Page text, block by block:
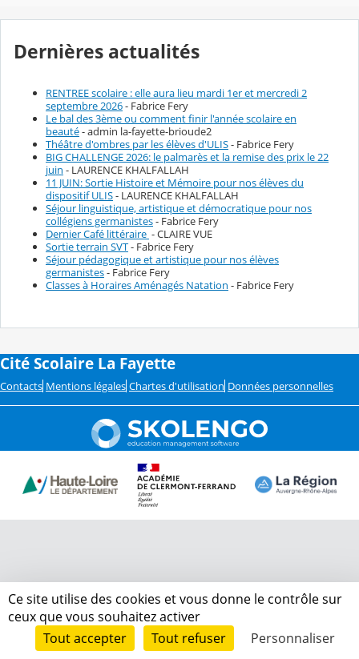
Dernières actualités
RENTREE scolaire : elle aura lieu mardi 1er et mercredi 2
septembre 2026- Fabrice Fery
Le bal des 3ème ou comment finir l'année scolaire en
beauté- admin la-fayette-brioude2
Théâtre d'ombres par les élèves d'ULIS- Fabrice Fery
BIG CHALLENGE 2026: le palmarès et la remise des prix le 22
juin - LAURENCE KHALFALLAH
11 JUIN: Sortie Histoire et Mémoire pour nos élèves du
dispositif ULIS- LAURENCE KHALFALLAH
Séjour linguistique, artistique et démocratique pour nos
collégiens germanistes- Fabrice Fery
Dernier Café littéraire - CLAIRE VUE
Sortie terrain SVT- Fabrice Fery
Séjour pédagogique et artistique pour nos élèves
germanistes- Fabrice Fery
Classes à Horaires Aménagés Natation - Fabrice Fery
Cité Scolaire La Fayette
Contacts Mentions légales Chartes d'utilisation Données personnelles
Ce site utilise des cookies et vous donne le contrôle sur
ceux que vous souhaitez activer
Tout accepter
Tout refuser Personnaliser